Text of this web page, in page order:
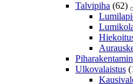
Talvipiha (62)
Ulkovalaistus